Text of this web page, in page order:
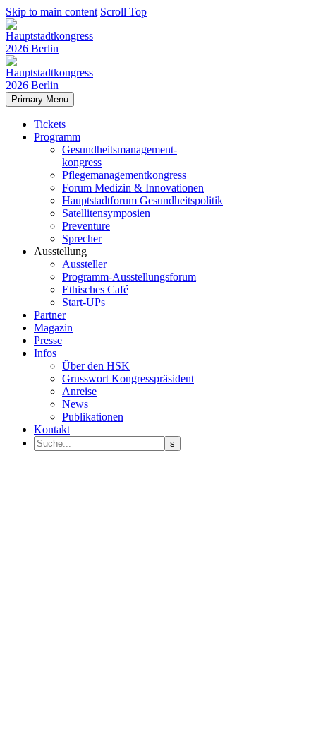
Skip to main content Scroll Top
Primary Menu
Tickets
Programm
Gesundheitsmanagement-
kongress
Pflegemanagementkongress
Forum Medizin & Innovationen
Hauptstadtforum Gesundheitspolitik
Satellitensymposien
Preventure
Sprecher
Ausstellung
Aussteller
Programm-Ausstellungsforum
Ethisches Café
Start-UPs
Partner
Magazin
Presse
Infos
Über den HSK
Grusswort Kongresspräsident
Anreise
News
Publikationen
Kontakt